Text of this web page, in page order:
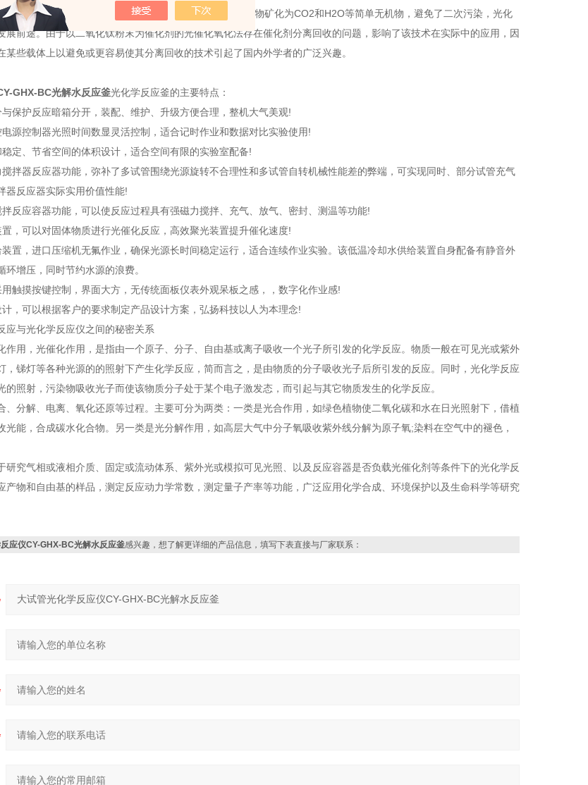
才出现的处理技术，在足够的反应时间内通常可以将有机物矿化为CO2和H2O等简单无机物，避免了二次污染，光化
展前途。由于以二氧化钛粉末为催化剂的光催化氧化法存在催化剂分离回收的问题，影响了该技术在实际中的应用，因
某些载体上以避免或更容易使其分离回收的技术引起了国内外学者的广泛兴趣。
GHX-BC光解水反应釜光化学反应釜的主要特点：
保护反应暗箱分开，装配、维护、升级方便合理，整机大气美观!
源控制器光照时间数显灵活控制，适合记时作业和数据对比实验使用!
定、节省空间的体积设计，适合空间有限的实验室配备!
拌器反应器功能，弥补了多试管围绕光源旋转不合理性和多试管自转机械性能差的弊端，可实现同时、部分试管充气
器反应器实际实用价值性能!
反应容器功能，可以使反应过程具有强磁力搅拌、充气、放气、密封、测温等功能!
，可以对固体物质进行光催化反应，高效聚光装置提升催化速度!
置，进口压缩机无氟作业，确保光源长时间稳定运行，适合连续作业实验。该低温冷却水供给装置自身配备有静音外
环增压，同时节约水源的浪费。
触摸按键控制，界面大方，无传统面板仪表外观呆板之感，，数字化作业感!
，可以根据客户的要求制定产品设计方案，弘扬科技以人为本理念!
应与光化学反应仪之间的秘密关系
作用，光催化作用，是指由一个原子、分子、自由基或离子吸收一个光子所引发的化学反应。物质一般在可见光或紫外
，锑灯等各种光源的的照射下产生化学反应，简而言之，是由物质的分子吸收光子后所引发的反应。同时，光化学反应
的照射，污染物吸收光子而使该物质分子处于某个电子激发态，而引起与其它物质发生的化学反应。
、分解、电离、氧化还原等过程。主要可分为两类：一类是光合作用，如绿色植物使二氧化碳和水在日光照射下，借植
光能，合成碳水化合物。另一类是光分解作用，如高层大气中分子氧吸收紫外线分解为原子氧;染料在空气中的褪色，
研究气相或液相介质、固定或流动体系、紫外光或模拟可见光照、以及反应容器是否负载光催化剂等条件下的光化学反
产物和自由基的样品，测定反应动力学常数，测定量子产率等功能，广泛应用化学合成、环境保护以及生命科学等研究
应仪CY-GHX-BC光解水反应釜感兴趣，想了解更详细的产品信息，填写下表直接与厂家联系：